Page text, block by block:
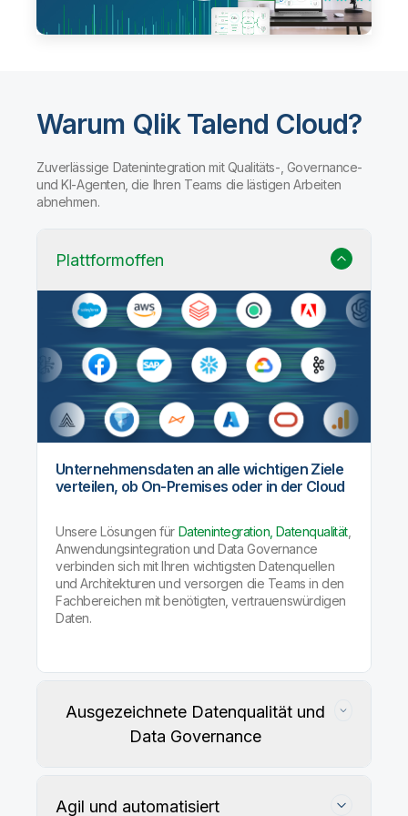
Warum Qlik Talend Cloud?
Zuverlässige Datenintegration mit Qualitäts-, Governance-
und KI-Agenten, die Ihren Teams die lästigen Arbeiten
abnehmen.
Plattformoffen
Unternehmensdaten an alle wichtigen Ziele
verteilen, ob On-Premises oder in der Cloud
Unsere Lösungen für Datenintegration, Datenqualität,
Anwendungsintegration und Data Governance
verbinden sich mit Ihren wichtigsten Datenquellen
und Architekturen und versorgen die Teams in den
Fachbereichen mit benötigten, vertrauenswürdigen
Daten.
Ausgezeichnete Datenqualität und
Data Governance
Agil und automatisiert